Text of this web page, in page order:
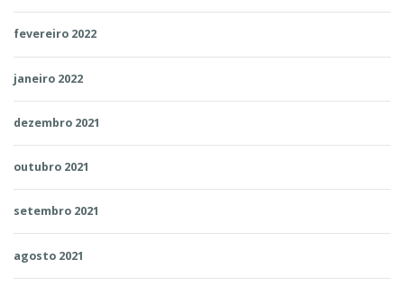
fevereiro 2022
janeiro 2022
dezembro 2021
outubro 2021
setembro 2021
agosto 2021